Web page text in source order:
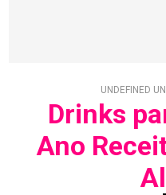
UNDEFINED
Drinks
Ano